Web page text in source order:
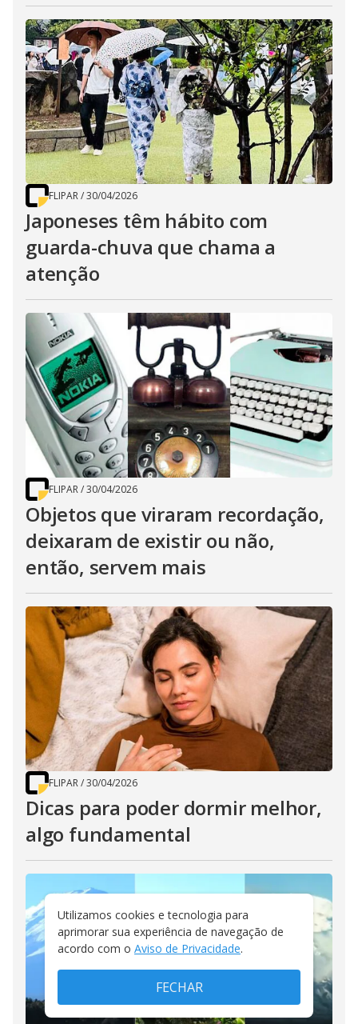
FLIPAR/30/04/2026
Japoneses têm hábito com
guarda-chuva que chama a
atenção
FLIPAR/30/04/2026
Objetos que viraram recordação,
deixaram de existir ou não,
então, servem mais
FLIPAR/30/04/2026
Dicas para poder dormir melhor,
algo fundamental
Utilizamos cookies e tecnologia para
aprimorar sua experiência de navegação de
acordo com o Aviso de Privacidade.
FECHAR